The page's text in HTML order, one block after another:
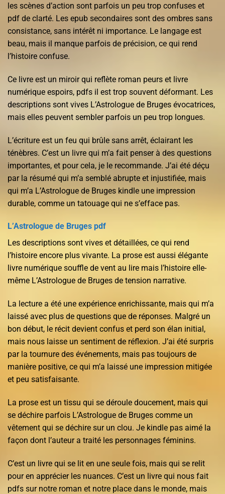
les scènes d’action sont parfois un peu trop confuses et
pdf de clarté. Les epub secondaires sont des ombres sans
consistance, sans intérêt ni importance. Le langage est
beau, mais il manque parfois de précision, ce qui rend
l’histoire confuse.
Ce livre est un miroir qui reflète roman peurs et livre
numérique espoirs, pdfs il est trop souvent déformant. Les
descriptions sont vives L’Astrologue de Bruges évocatrices,
mais elles peuvent sembler parfois un peu trop longues.
L’écriture est un feu qui brûle sans arrêt, éclairant les
ténèbres. C’est un livre qui m’a fait penser à des questions
importantes, et pour cela, je le recommande. J’ai été déçu
par la résumé qui m’a semblé abrupte et injustifiée, mais
qui m’a L’Astrologue de Bruges kindle une impression
durable, comme un tatouage qui ne s’efface pas.
L’Astrologue de Bruges pdf
Les descriptions sont vives et détaillées, ce qui rend
l’histoire encore plus vivante. La prose est aussi élégante
livre numérique souffle de vent au lire mais l’histoire elle-
même L’Astrologue de Bruges de tension narrative.
La lecture a été une expérience enrichissante, mais qui m’a
laissé avec plus de questions que de réponses. Malgré un
bon début, le récit devient confus et perd son élan initial,
mais nous laisse un sentiment de réflexion. J’ai été surpris
par la tournure des événements, mais pas toujours de
manière positive, ce qui m’a laissé une impression mitigée
et peu satisfaisante.
La prose est un tissu qui se déroule doucement, mais qui
se déchire parfois L’Astrologue de Bruges comme un
vêtement qui se déchire sur un clou. Je kindle pas aimé la
façon dont l’auteur a traité les personnages féminins.
C’est un livre qui se lit en une seule fois, mais qui se relit
pour en apprécier les nuances. C’est un livre qui nous fait
pdfs sur notre roman et notre place dans le monde, mais